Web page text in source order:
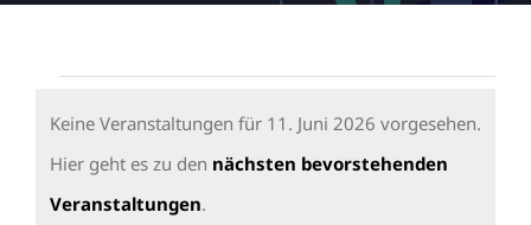
für
11.
Juni
Hinweis
Keine Veranstaltungen für 11. Juni 2026 vorgesehen.
Hier geht es zu den nächsten bevorstehenden
Veranstaltungen.